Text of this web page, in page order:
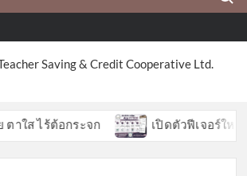
Saving & Credit Cooperative Ltd.
ร้ต้อกระจก เปิดตัวฟีเจอร์ใหม่ APP